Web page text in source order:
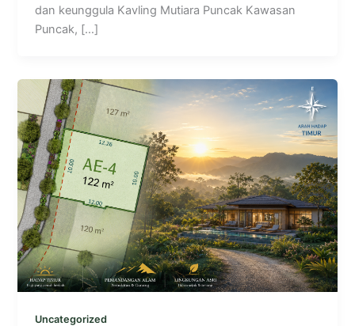
dan keunggula Kavling Mutiara Puncak Kawasan
Puncak, […]
Uncategorized